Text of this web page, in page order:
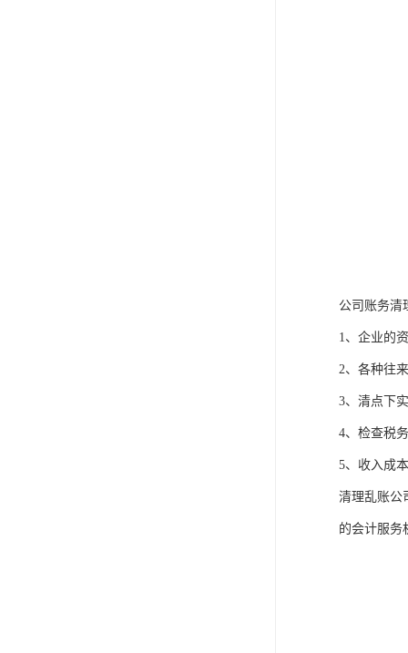
公司账务清
1、企业的
2、各种往
3、清点下
4、检查税
5、收入成
清理乱账公
的会计服务